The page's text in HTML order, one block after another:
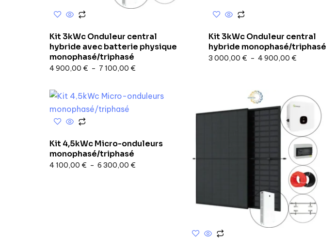
Kit 3kWc Onduleur central
hybride avec batterie physique
monophasé/triphasé
4 900,00 € – 7 100,00 €
Kit 3kWc Onduleur central
hybride monophasé/triphasé
3 000,00 € – 4 900,00 €
Kit 4,5kWc Micro-onduleurs
monophasé/triphasé
4 100,00 € – 6 300,00 €